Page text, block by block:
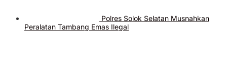
Polres Solok Selatan Musnahkan
Peralatan Tambang Emas Ilegal